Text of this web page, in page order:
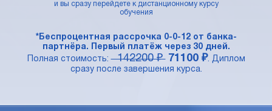
и вы сразу перейдете к дистанционному курсу
обучения
*Беспроцентная рассрочка 0-0-12 от банка-
партнёра. Первый платёж через 30 дней.
Полная стоимость:142200 ₽ 71100 ₽. Диплом
сразу после завершения курса.